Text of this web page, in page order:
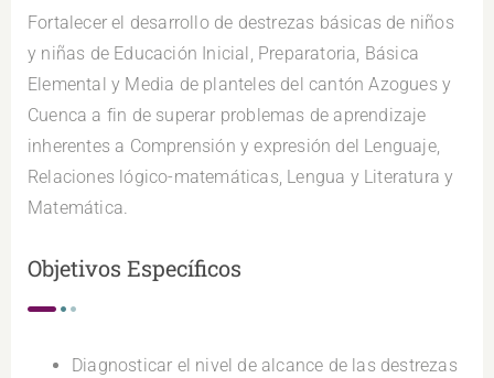
Fortalecer el desarrollo de destrezas básicas de niños
y niñas de Educación Inicial, Preparatoria, Básica
Elemental y Media de planteles del cantón Azogues y
Cuenca a fin de superar problemas de aprendizaje
inherentes a Comprensión y expresión del Lenguaje,
Relaciones lógico-matemáticas, Lengua y Literatura y
Matemática.
Objetivos Específicos
Diagnosticar el nivel de alcance de las destrezas